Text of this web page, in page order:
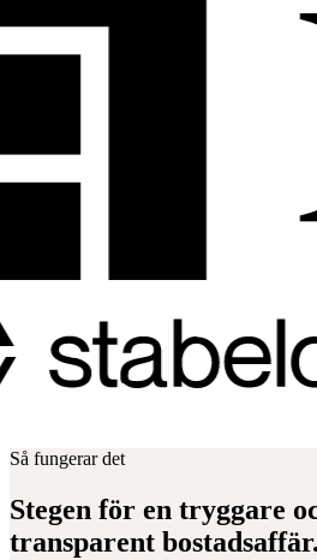
Så fungerar det
Stegen för en tryggare
transparent bostadsaffär.